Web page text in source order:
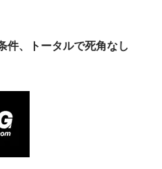
件、トータルで死角なし